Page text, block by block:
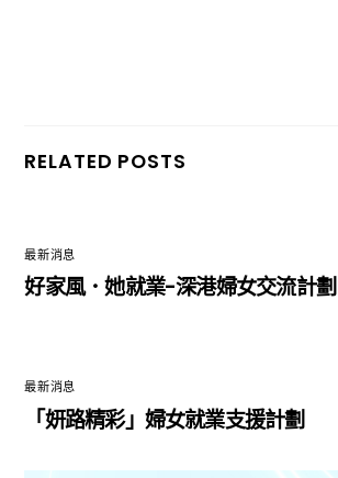
RELATED POSTS
最新消息
好家風．她就業-深港婦女交流計劃
最新消息
「妍路精彩」婦女就業支援計劃